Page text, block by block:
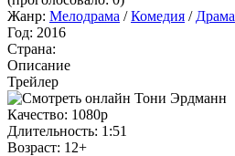
Жанр: Мелодрама /Комедия / Драма
Год: 2016
Страна:
Описание
Трейлер
Качество: 1080p
Длительность: 1:51
Возраст: 12+